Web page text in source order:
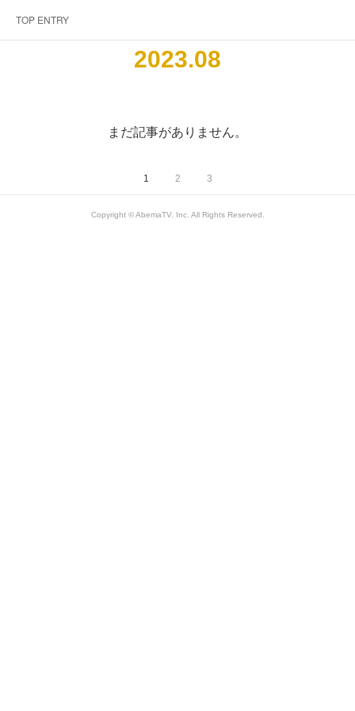
TOP ENTRY
2023.08
まだ記事がありません。
1 2 3
Copyright © AbemaTV. Inc. All Rights Reserved.